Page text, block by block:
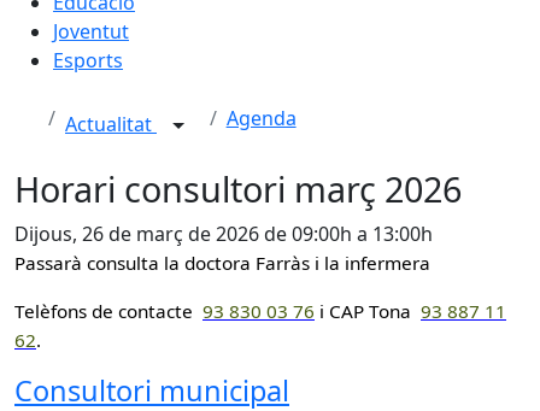
Joventut
Esports
Actualitat Agenda
Horari consultori març 2026
Dijous, 26 de març de 2026 de 09:00h a 13:00h
Passarà consulta la doctora Farràs i la infermera
Telèfons de contacte 93 830 03 76 i CAP Tona 93 887 11
62.
Consultori municipal